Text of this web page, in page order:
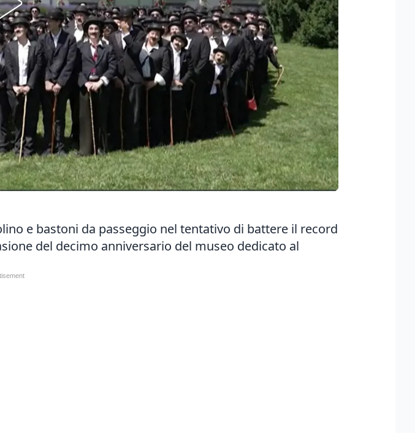
e bastoni da passeggio nel tentativo di battere il record
del decimo anniversario del museo dedicato al